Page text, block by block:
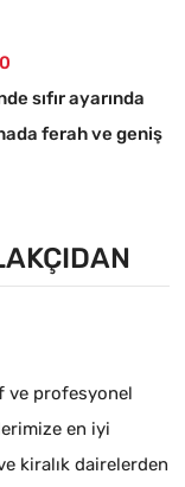
sıfır ayarında
ferah ve geniş
ve profesyonel
en iyi
kiralık dairelerden